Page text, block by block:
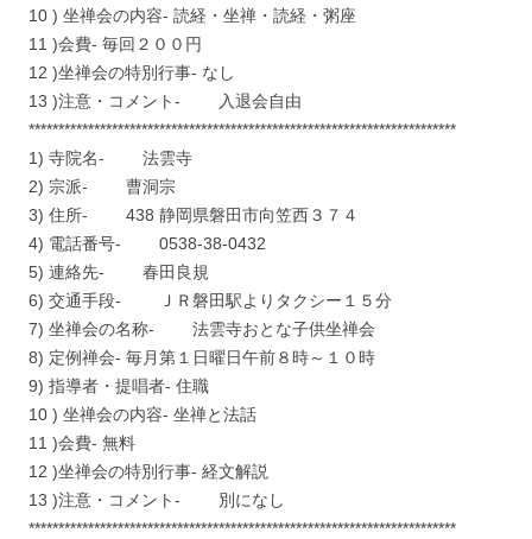
10 ) 坐禅会の内容- 読経・坐禅・読経・粥座
11 )会費- 毎回２００円
12 )坐禅会の特別行事- なし
13 )注意・コメント- 入退会自由
************************************************************************
1) 寺院名- 法雲寺
2) 宗派- 曹洞宗
3) 住所- 438 静岡県磐田市向笠西３７４
4) 電話番号- 0538-38-0432
5) 連絡先- 春田良規
6) 交通手段- ＪＲ磐田駅よりタクシー１５分
7) 坐禅会の名称- 法雲寺おとな子供坐禅会
8) 定例禅会- 毎月第１日曜日午前８時～１０時
9) 指導者・提唱者- 住職
10 ) 坐禅会の内容- 坐禅と法話
11 )会費- 無料
12 )坐禅会の特別行事- 経文解説
13 )注意・コメント- 別になし
************************************************************************